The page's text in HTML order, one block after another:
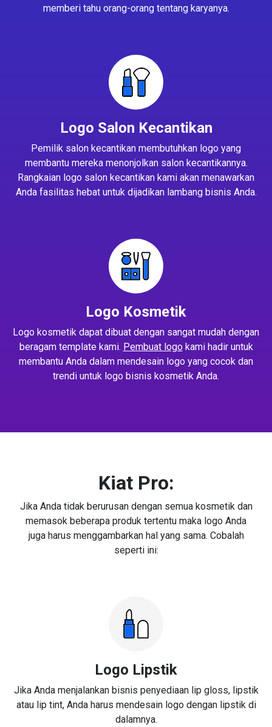
memberi tahu orang-orang tentang karyanya.
Logo Salon Kecantikan
Pemilik salon kecantikan membutuhkan logo yang
membantu mereka menonjolkan salon kecantikannya.
Rangkaian logo salon kecantikan kami akan menawarkan
Anda fasilitas hebat untuk dijadikan lambang bisnis Anda.
Logo Kosmetik
Logo kosmetik dapat dibuat dengan sangat mudah dengan
beragam template kami. Pembuat logokami hadir untuk
membantu Anda dalam mendesain logo yang cocok dan
trendi untuk logo bisnis kosmetik Anda.
Kiat Pro:
Jika Anda tidak berurusan dengan semua kosmetik dan
memasok beberapa produk tertentu maka logo Anda
juga harus menggambarkan hal yang sama. Cobalah
seperti ini:
Logo Lipstik
Jika Anda menjalankan bisnis penyediaan lip gloss, lipstik
atau lip tint, Anda harus mendesain logo dengan lipstik di
dalamnya.